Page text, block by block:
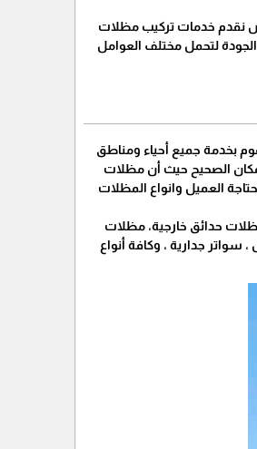
نقدم خدمات تركيب مظلات
لتحمل مختلف العوامل
بخدمة جميع أحياء ومناطق
الصحيح حيث أن مظلات
العميل وانواع المظلات
حدائق خارجية، مظلات
سواتر جدارية ، وكافة أنواع